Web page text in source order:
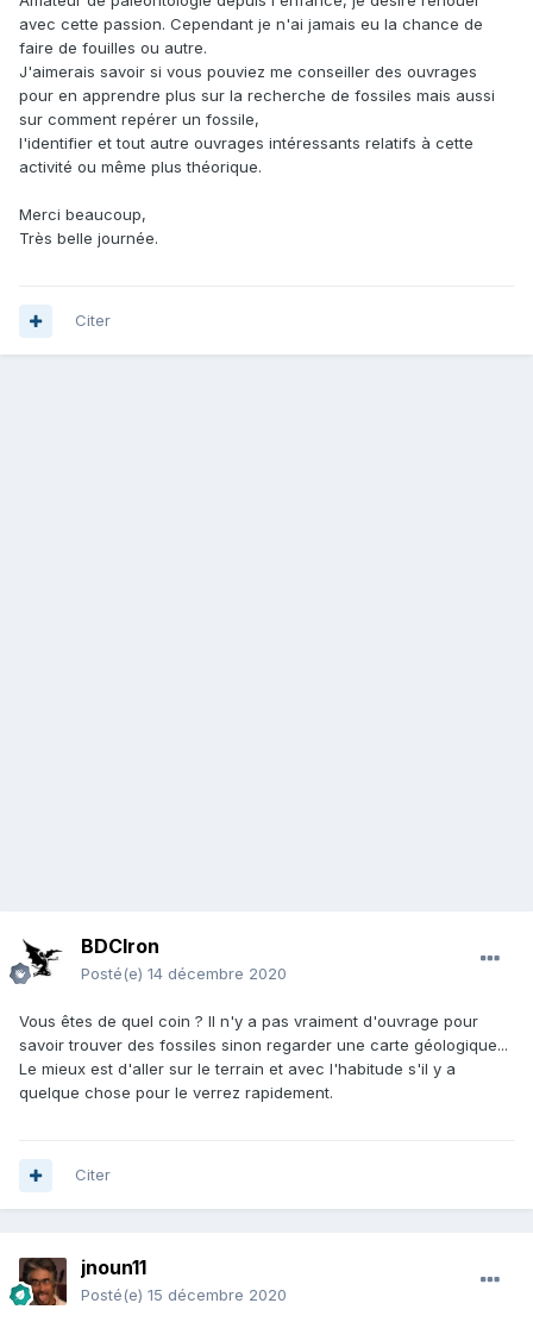
avec cette passion. Cependant je n'ai jamais eu la chance de
faire de fouilles ou autre.
J'aimerais savoir si vous pouviez me conseiller des ouvrages
pour en apprendre plus sur la recherche de fossiles mais aussi
sur comment repérer un fossile,
l'identifier et tout autre ouvrages intéressants relatifs à cette
activité ou même plus théorique.
Merci beaucoup,
Très belle journée.
Citer
BDCIron
Posté(e) 14 décembre 2020
Vous êtes de quel coin ? Il n'y a pas vraiment d'ouvrage pour
savoir trouver des fossiles sinon regarder une carte géologique...
Le mieux est d'aller sur le terrain et avec l'habitude s'il y a
quelque chose pour le verrez rapidement.
Citer
jnoun11
Posté(e) 15 décembre 2020